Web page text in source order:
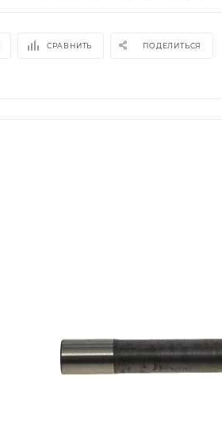
СРАВНИТЬ ПОДЕЛИТЬСЯ